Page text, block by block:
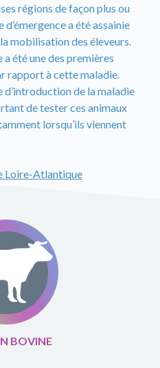
régions de façon plus ou
a été assainie
mobilisation des éleveurs.
été une des premières
rapport à cette maladie.
d’introduction de la maladie
de tester ces animaux
lorsqu’ils viennent
Loire-Atlantique
BOVINE